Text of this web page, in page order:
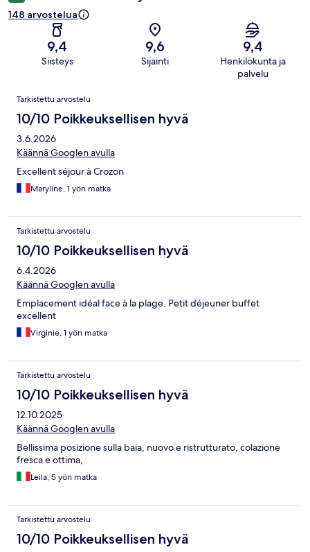
148 arvostelua
9,4
Siisteys
9,6
Sijainti
9,4
Henkilökunta ja
palvelu
Arvostelut
Tarkistettu arvostelu
10/10 Poikkeuksellisen hyvä
3.6.2026
Käännä Googlen avulla
Excellent séjour à Crozon
Maryline, 1 yön matka
Tarkistettu arvostelu
10/10 Poikkeuksellisen hyvä
6.4.2026
Käännä Googlen avulla
Emplacement idéal face à la plage. Petit déjeuner buffet
excellent
Virginie, 1 yön matka
Tarkistettu arvostelu
10/10 Poikkeuksellisen hyvä
12.10.2025
Käännä Googlen avulla
Bellissima posizione sulla baia, nuovo e ristrutturato, colazione
fresca e ottima,
Leila, 5 yön matka
Tarkistettu arvostelu
10/10 Poikkeuksellisen hyvä